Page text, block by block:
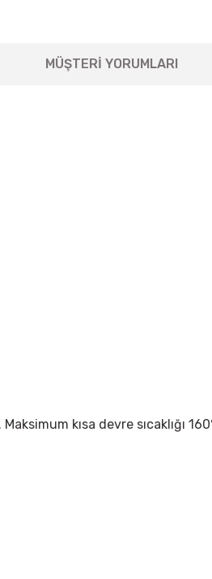
MÜŞTERİ YORUMLARI
kısa devre sıcaklığı